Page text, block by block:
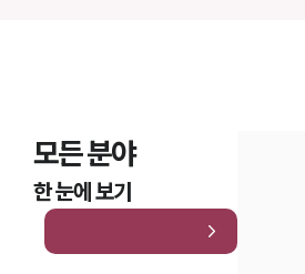
모든 분야
한 눈에 보기